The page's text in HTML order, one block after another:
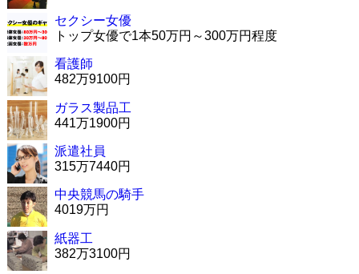
セクシー女優
トップ女優で1本50万円～300万円程度
看護師
482万9100円
ガラス製品工
441万1900円
派遣社員
315万7440円
中央競馬の騎手
4019万円
紙器工
382万3100円